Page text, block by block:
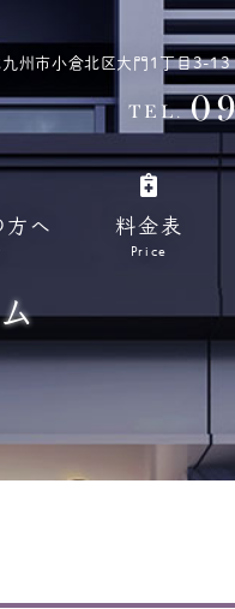
州市小倉北区大門1丁目3-13
TEL.
方へ 料金表
Price